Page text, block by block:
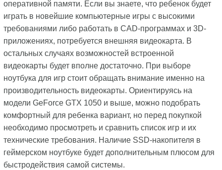
оперативной памяти. Если вы знаете, что ребенок будет
играть в новейшие компьютерные игры с высокими
требованиями либо работать в CAD-программах и 3D-
приложениях, потребуется внешняя видеокарта. В
остальных случаях возможностей встроенной
видеокарты будет вполне достаточно. При выборе
ноутбука для игр стоит обращать внимание именно на
производительность видеокарты. Ориентируясь на
модели GeForce GTX 1050 и выше, можно подобрать
комфортный для ребенка вариант, но перед покупкой
необходимо просмотреть и сравнить список игр и их
технические требования. Наличие SSD-накопителя в
геймерском ноутбуке будет дополнительным плюсом для
быстродействия самой системы.